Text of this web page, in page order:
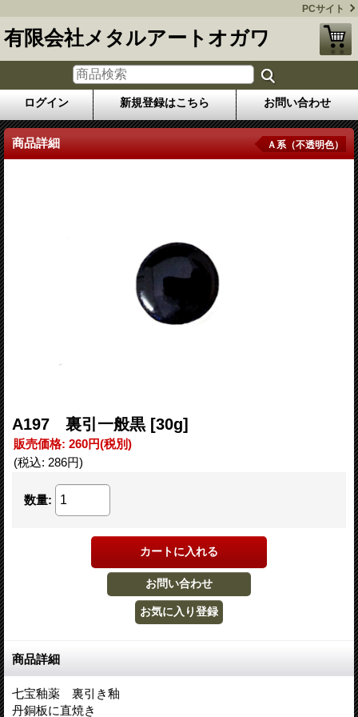
PCサイト
有限会社メタルアートオガワ
ログイン 新規登録はこちら お問い合わせ
商品詳細 Ａ系（不透明色）
A197 裏引一般黒 [30g]
販売価格: 260円(税別)
(税込: 286円)
数量:
商品詳細
七宝釉薬 裏引き釉
丹銅板に直焼き